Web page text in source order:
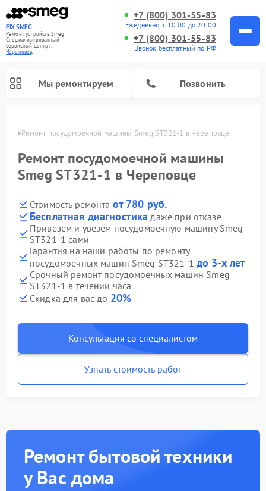
FIX-SMEG
Ремонт устройств Smeg
Специализированный
cервисный центр г.
Череповец
+7 (800) 301-55-83
Ежедневно, с 10:00 до 20:00
+7 (800) 301-55-83
Звонок бесплатный по РФ
Мы ремонтируем Позвонить
Ремонт посудомоечной машины Smeg ST321-1 в Череповце
Ремонт посудомоечной машины
Smeg ST321-1 в Череповце
Стоимость ремонта от 780 руб.
Бесплатная диагностика даже при отказе
Привезем и увезем посудомоечную машину Smeg
ST321-1 сами
Гарантия на наши работы по ремонту
посудомоечных машин Smeg ST321-1 до 3-х лет
Срочный ремонт посудомоечных машин Smeg
ST321-1 в течении часа
Скидка для вас до 20%
Консультация со специалистом
Узнать стоимость работ
Ремонт бытовой техники
у Вас дома